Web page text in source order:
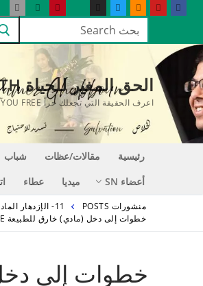
التجاوز
المحتوى
البحث
عن:
الحق المغير للحياة LIFE CHANGING TRUTH
اعرف الحقيقة التي تجعلك حراً KNOW THE TRUTH THAT MAKES YOU FREE
رئيسية مقالات/عظات شباب
أعضاء SN
ميديا عطاء
منشورات POSTS 11- الإزدهار المادي الإلهي - العشور التقدمات الباكورة - النجاح والإمتياز
خطوات إلى دخل (مادي) خارق للطبيعة STEPS TO SUPERNATURAL INCOME